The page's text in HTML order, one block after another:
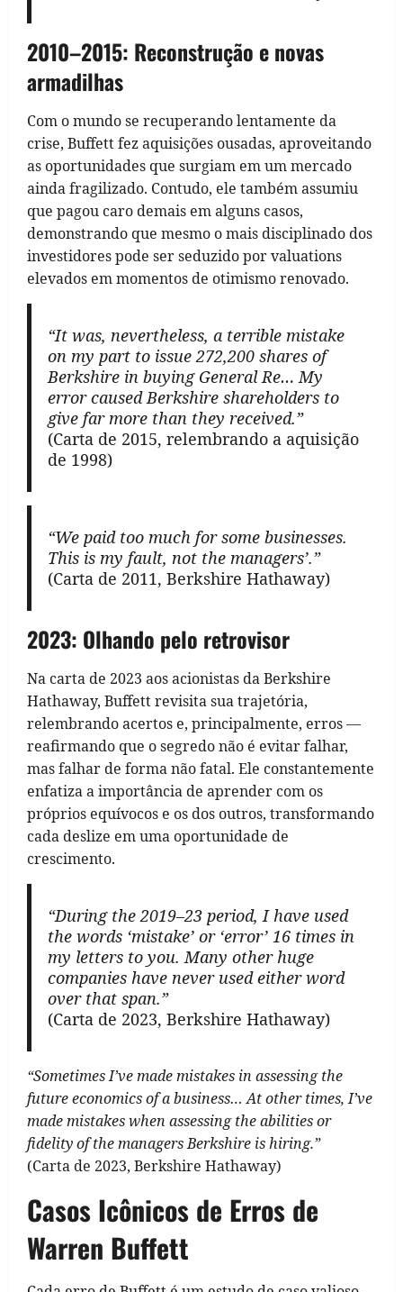
2010–2015: Reconstrução e novas
armadilhas
Com o mundo se recuperando lentamente da
crise, Buffett fez aquisições ousadas, aproveitando
as oportunidades que surgiam em um mercado
ainda fragilizado. Contudo, ele também assumiu
que pagou caro demais em alguns casos,
demonstrando que mesmo o mais disciplinado dos
investidores pode ser seduzido por valuations
elevados em momentos de otimismo renovado.
“It was, nevertheless, a terrible mistake
on my part to issue 272,200 shares of
Berkshire in buying General Re… My
error caused Berkshire shareholders to
give far more than they received.”
(Carta de 2015, relembrando a aquisição
de 1998)
“We paid too much for some businesses.
This is my fault, not the managers’.”
(Carta de 2011, Berkshire Hathaway)
2023: Olhando pelo retrovisor
Na carta de 2023 aos acionistas da Berkshire
Hathaway, Buffett revisita sua trajetória,
relembrando acertos e, principalmente, erros —
reafirmando que o segredo não é evitar falhar,
mas falhar de forma não fatal. Ele constantemente
enfatiza a importância de aprender com os
próprios equívocos e os dos outros, transformando
cada deslize em uma oportunidade de
crescimento.
“During the 2019–23 period, I have used
the words ‘mistake’ or ‘error’ 16 times in
my letters to you. Many other huge
companies have never used either word
over that span.”
(Carta de 2023, Berkshire Hathaway)
“Sometimes I’ve made mistakes in assessing the
future economics of a business… At other times, I’ve
made mistakes when assessing the abilities or
fidelity of the managers Berkshire is hiring.”
(Carta de 2023, Berkshire Hathaway)
Casos Icônicos de Erros de
Warren Buffett